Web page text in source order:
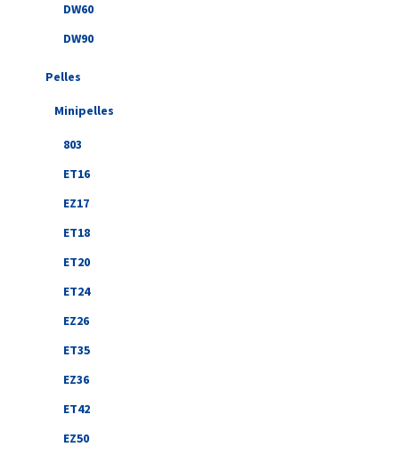
DW60
DW90
Pelles
Minipelles
803
ET16
EZ17
ET18
ET20
ET24
EZ26
ET35
EZ36
ET42
EZ50